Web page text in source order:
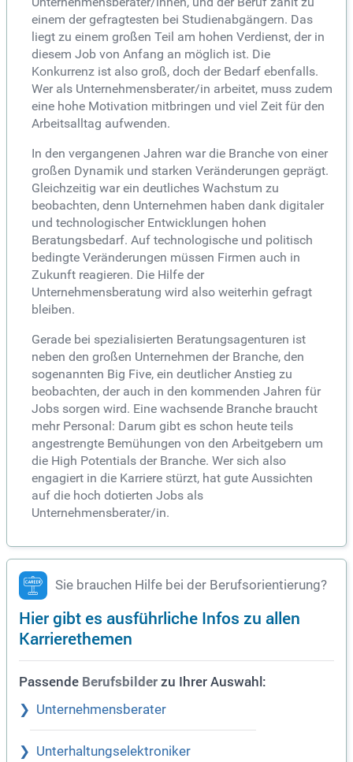
einem der gefragtesten bei Studienabgängern. Das
liegt zu einem großen Teil am hohen Verdienst, der in
diesem Job von Anfang an möglich ist. Die
Konkurrenz ist also groß, doch der Bedarf ebenfalls.
Wer als Unternehmensberater/in arbeitet, muss zudem
eine hohe Motivation mitbringen und viel Zeit für den
Arbeitsalltag aufwenden.
In den vergangenen Jahren war die Branche von einer
großen Dynamik und starken Veränderungen geprägt.
Gleichzeitig war ein deutliches Wachstum zu
beobachten, denn Unternehmen haben dank digitaler
und technologischer Entwicklungen hohen
Beratungsbedarf. Auf technologische und politisch
bedingte Veränderungen müssen Firmen auch in
Zukunft reagieren. Die Hilfe der
Unternehmensberatung wird also weiterhin gefragt
bleiben.
Gerade bei spezialisierten Beratungsagenturen ist
neben den großen Unternehmen der Branche, den
sogenannten Big Five, ein deutlicher Anstieg zu
beobachten, der auch in den kommenden Jahren für
Jobs sorgen wird. Eine wachsende Branche braucht
mehr Personal: Darum gibt es schon heute teils
angestrengte Bemühungen von den Arbeitgebern um
die High Potentials der Branche. Wer sich also
engagiert in die Karriere stürzt, hat gute Aussichten
auf die hoch dotierten Jobs als
Unternehmensberater/in.
Sie brauchen Hilfe bei der Berufsorientierung?
Hier gibt es ausführliche Infos zu allen
Karrierethemen
Passende Berufsbilder zu Ihrer Auswahl:
Unternehmensberater
Unterhaltungselektroniker